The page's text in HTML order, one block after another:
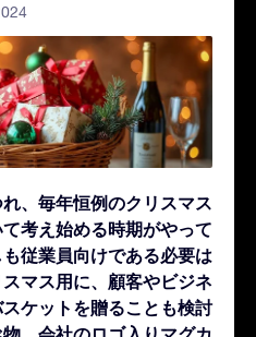
、毎年恒例のクリスマス
考え始める時期がやって
従業員向けである必要は
マス用に、顧客やビジネ
ケットを贈ることも検討